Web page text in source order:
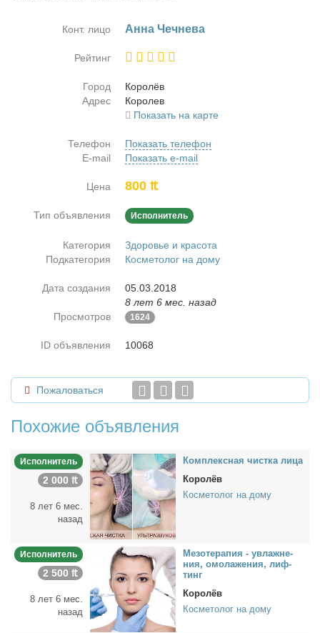
Конт. лицо Ан­на Чеч­не­ва
Рейтинг
Город
Ко­ролёв
Адрес
Ко­ролев
Показать на карте
Телефон
Показать телефон
E-mail
Показать e-mail
Цена 800 ₶
Тип объявления Исполнитель
Категория
Здоровье и красота
Подкатегория
Косметолог на дому
Дата создания
05.03.2018
8 лет 6 мес. назад
Просмотров
1624
ID объявления 10068
Пожаловаться
Похожие объявления
Исполнитель
2 000 ₶
8 лет 6 мес.
назад
Ком­плекс­ная чист­ка ли­ца
Королёв
Косметолог на дому
Исполнитель
2 500 ₶
8 лет 6 мес.
назад
Ме­зо­те­ра­пия - увлаж­не­
ния, омо­ла­же­ния, лиф­
тинг
Королёв
Косметолог на дому